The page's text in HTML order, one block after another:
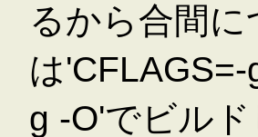
るから合間
は
g -O'でビル